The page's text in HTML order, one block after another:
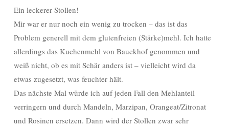
Ein leckerer Stollen!
Mir war er nur noch ein wenig zu trocken – das ist das
Problem generell mit dem glutenfreien (Stärke)mehl. Ich hatte
allerdings das Kuchenmehl von Bauckhof genommen und
weiß nicht, ob es mit Schär anders ist – vielleicht wird da
etwas zugesetzt, was feuchter hält.
Das nächste Mal würde ich auf jeden Fall den Mehlanteil
verringern und durch Mandeln, Marzipan, Orangeat/Zitronat
und Rosinen ersetzen. Dann wird der Stollen zwar sehr